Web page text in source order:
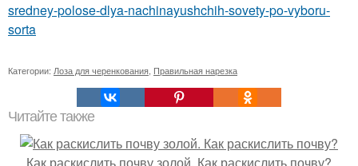
sredney-polose-dlya-nachinayushchih-sovety-po-vyboru-
sorta
Категории: Лоза для черенкования Правильная нарезка
Читайте также